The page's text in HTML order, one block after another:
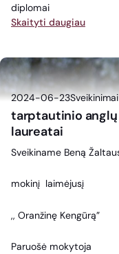
diplomai
Skaityti daugiau
2024-06-23Sveikinimai
tarptautinio anglų
laureatai
Sveikiname Beną
mokinį laimėjusį
,, Oranžinę Kengūrą”
Paruošė mokytoja